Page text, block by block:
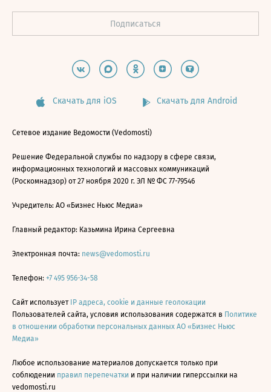
Скачать для iOS Скачать для Android
Сетевое издание Ведомости (Vedomosti)
Решение Федеральной службы по надзору в сфере связи,
информационных технологий и массовых коммуникаций
(Роскомнадзор) от 27 ноября 2020 г. ЭЛ № ФС 77-79546
Учредитель: АО «Бизнес Ньюс Медиа»
Главный редактор: Казьмина Ирина Сергеевна
Электронная почта: news@vedomosti.ru
Телефон: +7 495 956-34-58
Сайт использует IP адреса, cookie и данные геолокации
Пользователей сайта, условия использования содержатся в Политике
в отношении обработки персональных данных АО «Бизнес Ньюс
Медиа»
Любое использование материалов допускается только при
соблюдении правил перепечатки и при наличии гиперссылки на
vedomosti.ru